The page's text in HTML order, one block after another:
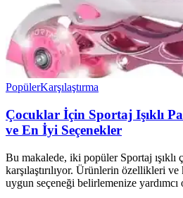
PopülerKarşılaştırma
Çocuklar İçin Sportaj Işıklı
ve En İyi Seçenekler
Bu makalede, iki popüler Sportaj ışıklı
karşılaştırılıyor. Ürünlerin özellikleri ve
uygun seçeneği belirlemenize yardımcı